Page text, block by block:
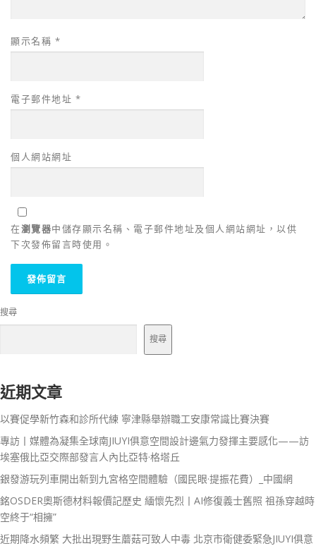
顯示名稱 *
電子郵件地址 *
個人網站網址
在瀏覽器中儲存顯示名稱、電子郵件地址及個人網站網址，以供
下次發佈留言時使用。
搜尋
搜尋
近期文章
以賽促學新竹森和診所代練 寧津縣舉辦職工安康常識比賽決賽
專訪丨媒體為凝集全球南JIUYI俱意空間設計邊氣力發揮主要感化——訪
埃塞俄比亞交際部發言人內比亞特·格塔丘
銀發游玩列車開出新到九宮格空間體驗（國民眼·提振花費）_中國網
銘OSDER奧斯德材料報價記歷史 緬懷先烈丨AI修復義士舊照 祖孫穿越時
空終于“相擁”
近期降水頻繁 大批出現野生蘑菇可致人中毒 北京市衛健委緊急JIUYI俱意